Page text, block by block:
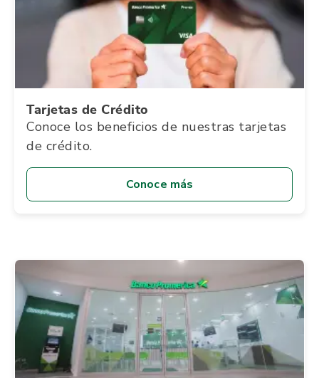
Tarjetas de Crédito
Conoce los beneficios de nuestras tarjetas
de crédito.
Conoce más